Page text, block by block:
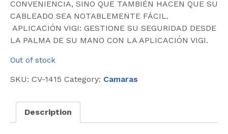
CONVENIENCIA, SINO QUE TAMBIÉN HACEN QUE SU
CABLEADO SEA NOTABLEMENTE FÁCIL.
 APLICACIÓN VIGI: GESTIONE SU SEGURIDAD DESDE
LA PALMA DE SU MANO CON LA APLICACIÓN VIGI.
Out of stock
SKU: CV-1415 Category: Camaras
Description